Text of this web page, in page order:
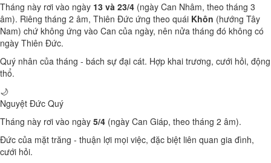
Tháng này rơi vào ngày 13 và 23/4 (ngày Can Nhâm, theo tháng 3
âm). Riêng tháng 2 âm, Thiên Đức ứng theo quái Khôn (hướng Tây
Nam) chứ không ứng vào Can của ngày, nên nửa tháng đó không có
ngày Thiên Đức.
Quý nhân của tháng - bách sự đại cát. Hợp khai trương, cưới hỏi, động
thổ.
🌙
Nguyệt Đức Quý
Tháng này rơi vào ngày 5/4 (ngày Can Giáp, theo tháng 2 âm).
Đức của mặt trăng - thuận lợi mọi việc, đặc biệt liên quan gia đình,
cưới hỏi.